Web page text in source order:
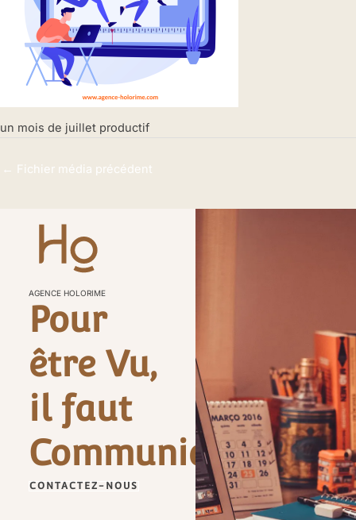
un mois de juillet productif
← Fichier média précédent
AGENCE HOLORIME
Pour
être Vu,
il faut
Communiquer
CONTACTEZ-NOUS